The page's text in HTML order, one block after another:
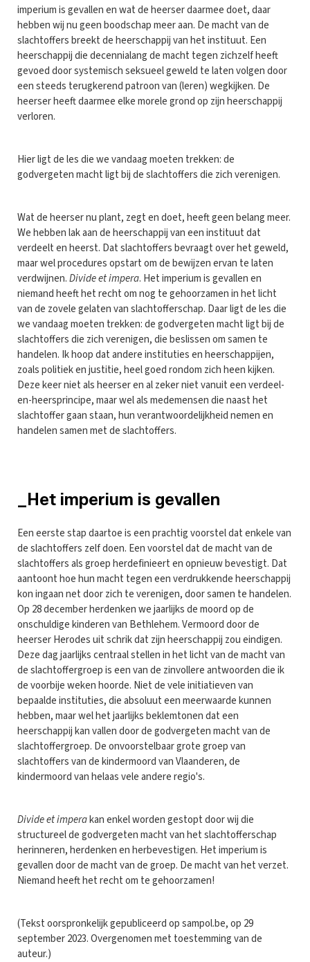
imperium is gevallen en wat de heerser daarmee doet, daar
hebben wij nu geen boodschap meer aan. De macht van de
slachtoffers breekt de heerschappij van het instituut. Een
heerschappij die decennialang de macht tegen zichzelf heeft
gevoed door systemisch seksueel geweld te laten volgen door
een steeds terugkerend patroon van (leren) wegkijken. De
heerser heeft daarmee elke morele grond op zijn heerschappij
verloren.
Hier ligt de les die we vandaag moeten trekken: de
godvergeten macht ligt bij de slachtoffers die zich verenigen.
Wat de heerser nu plant, zegt en doet, heeft geen belang meer.
We hebben lak aan de heerschappij van een instituut dat
verdeelt en heerst. Dat slachtoffers bevraagt over het geweld,
maar wel procedures opstart om de bewijzen ervan te laten
verdwijnen.Divide et impera. Het imperium is gevallen en
niemand heeft het recht om nog te gehoorzamen in het licht
van de zovele gelaten van slachtofferschap. Daar ligt de les die
we vandaag moeten trekken: de godvergeten macht ligt bij de
slachtoffers die zich verenigen, die beslissen om samen te
handelen. Ik hoop dat andere instituties en heerschappijen,
zoals politiek en justitie, heel goed rondom zich heen kijken.
Deze keer niet als heerser en al zeker niet vanuit een verdeel-
en-heersprincipe, maar wel als medemensen die naast het
slachtoffer gaan staan, hun verantwoordelijkheid nemen en
handelen samen met de slachtoffers.
_Het imperium is gevallen
Een eerste stap daartoe is een prachtig voorstel dat enkele van
de slachtoffers zelf doen. Een voorstel dat de macht van de
slachtoffers als groep herdefinieert en opnieuw bevestigt. Dat
aantoont hoe hun macht tegen een verdrukkende heerschappij
kon ingaan net door zich te verenigen, door samen te handelen.
Op 28 december herdenken we jaarlijks de moord op de
onschuldige kinderen van Bethlehem. Vermoord door de
heerser Herodes uit schrik dat zijn heerschappij zou eindigen.
Deze dag jaarlijks centraal stellen in het licht van de macht van
de slachtoffergroep is een van de zinvollere antwoorden die ik
de voorbije weken hoorde. Niet de vele initiatieven van
bepaalde instituties, die absoluut een meerwaarde kunnen
hebben, maar wel het jaarlijks beklemtonen dat een
heerschappij kan vallen door de godvergeten macht van de
slachtoffergroep. De onvoorstelbaar grote groep van
slachtoffers van de kindermoord van Vlaanderen, de
kindermoord van helaas vele andere regio's.
Divide et imperakan enkel worden gestopt door wij die
structureel de godvergeten macht van het slachtofferschap
herinneren, herdenken en herbevestigen. Het imperium is
gevallen door de macht van de groep. De macht van het verzet.
Niemand heeft het recht om te gehoorzamen!
(Tekst oorspronkelijk gepubliceerd op sampol.be, op 29
september 2023. Overgenomen met toestemming van de
auteur.)